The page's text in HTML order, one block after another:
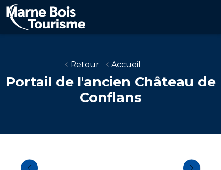
Aller
au
contenu
principal
Retour Accueil
Portail de l'ancien Château de
Conflans